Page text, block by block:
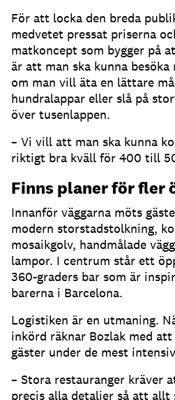
För att locka den breda
medvetet pressat priserna
matkoncept som bygger på
är att man ska kunna
om man vill äta en lättare
hundralappar eller slå på
över tusenlappen.
– Vi vill att man ska kunna
riktigt bra kväll för 400 till
Finns planer för fler
Innanför väggarna möts
modern storstadstolkning,
mosaikgolv, handmålade
lampor. I centrum står ett
360-graders bar som är
barerna i Barcelona.
Logistiken är en utmaning.
inkörd räknar Bozlak med
gäster under de mest
– Stora restauranger kräver
precis alla detaljer så att allt